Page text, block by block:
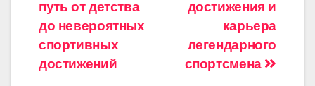
записям
достижения и
карьера
легендарного
спортсмена
путь от детства
до невероятных
спортивных
достижений